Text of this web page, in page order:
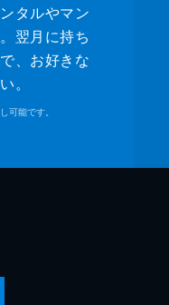
タルやマン
翌月に持ち
、お好きな
。
可能です。